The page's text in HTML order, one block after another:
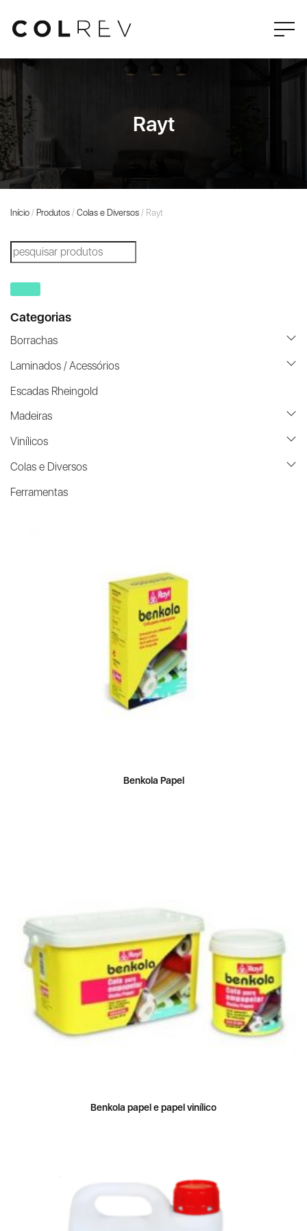
Rayt
Início / Produtos / Colas e Diversos / Rayt
Products
search
Categorias
Borrachas
Laminados / Acessórios
Escadas Rheingold
Madeiras
Vinílicos
Colas e Diversos
Ferramentas
Benkola Papel
Benkola papel e papel vinílico